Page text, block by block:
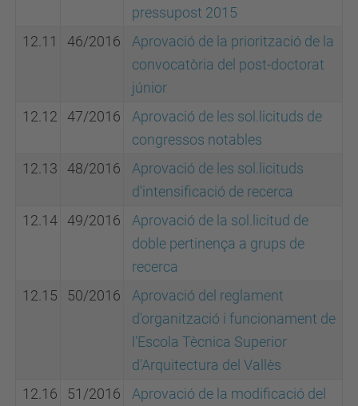
pressupost 2015
12.11
46/2016
Aprovació de la priorització de la
convocatòria del post-doctorat
júnior
12.12
47/2016
Aprovació de les sol.licituds de
congressos notables
12.13
48/2016
Aprovació de les sol.licituds
d'intensificació de recerca
12.14 49/2016
Aprovació de la sol.licitud de
doble pertinença a grups de
recerca
12.15
50/2016
Aprovació del reglament
d'organització i funcionament de
l'Escola Tècnica Superior
d'Arquitectura del Vallès
12.16
51/2016
Aprovació de la modificació del